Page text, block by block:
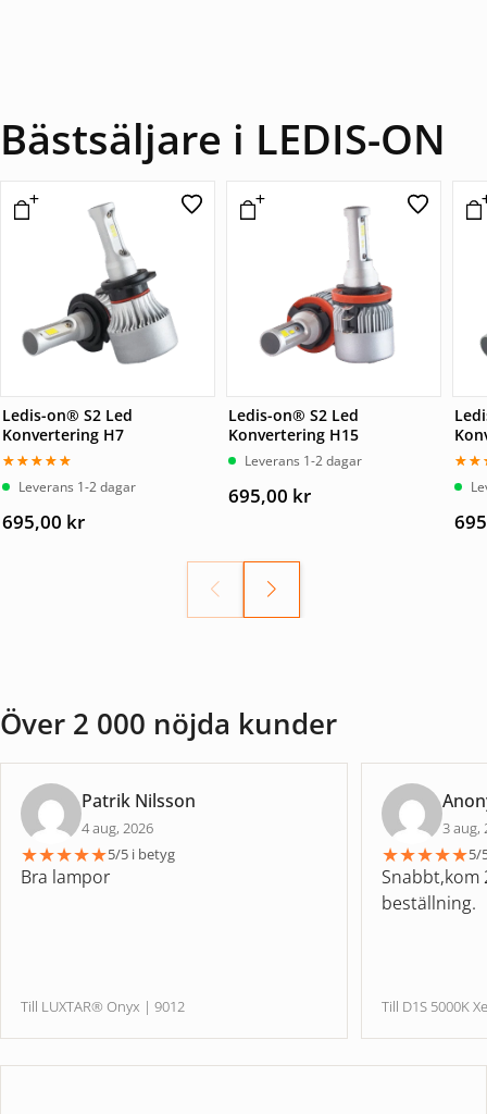
Bästsäljare i LEDIS-ON
Ledis-on® S2 Led
Konvertering H7
Betygsatt
4.67av
Leverans 1-2 dagar
695,00 kr
Ledis-on® S2 Led
Konvertering H15
Leverans 1-2 dagar
695,00 kr
5.00
Över 2 000 nöjda kunder
Patrik Nilsson
4 aug, 2026
★★★★★5/5 i betyg
Bra lampor
Till LUXTAR® Onyx | 9012
3 aug,
★★★★★5/
Snabbt,kom
beställning.
Till D1S 5000K